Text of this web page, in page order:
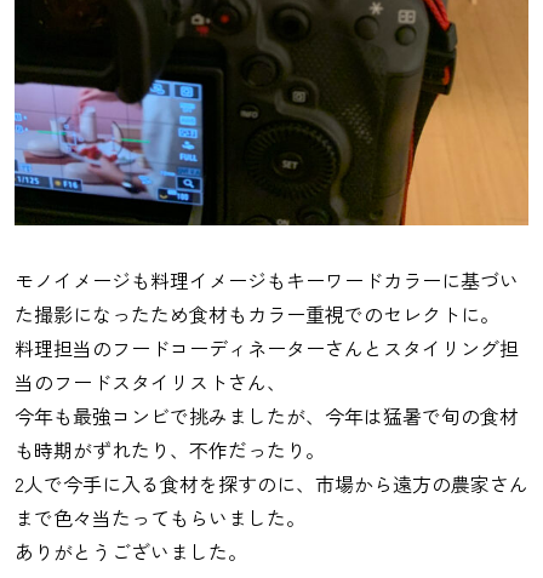
モノイメージも料理イメージもキーワードカラーに基づい
た撮影になったため食材もカラー重視でのセレクトに。
料理担当のフードコーディネーターさんとスタイリング担
当のフードスタイリストさん、
今年も最強コンビで挑みましたが、今年は猛暑で旬の食材
も時期がずれたり、不作だったり。
2人で今手に入る食材を探すのに、市場から遠方の農家さん
まで色々当たってもらいました。
ありがとうございました。